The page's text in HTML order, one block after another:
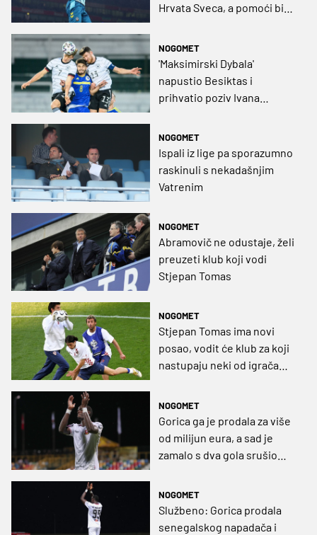
Hrvata Sveca, a pomoći bi
NOGOMET
'Maksimirski Dybala'
napustio Besiktas i
prihvatio poziv Ivana
NOGOMET
Ispali iz lige pa sporazumno
raskinuli s nekadašnjim
Vatrenim
NOGOMET
Abramovič ne odustaje, želi
preuzeti klub koji vodi
Stjepan Tomas
NOGOMET
Stjepan Tomas ima novi
posao, vodit će klub za koji
nastupaju neki od igrača
NOGOMET
Gorica ga je prodala za više
od milijun eura, a sad je
zamalo s dva gola srušio
NOGOMET
Službeno: Gorica prodala
senegalskog napadača i